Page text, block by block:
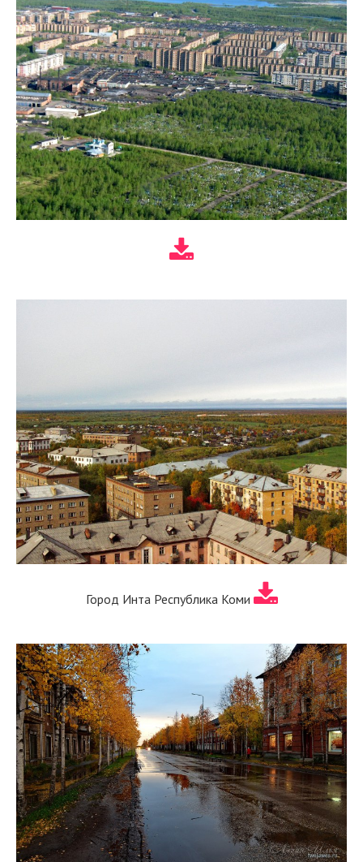
Город Инта Республика Коми